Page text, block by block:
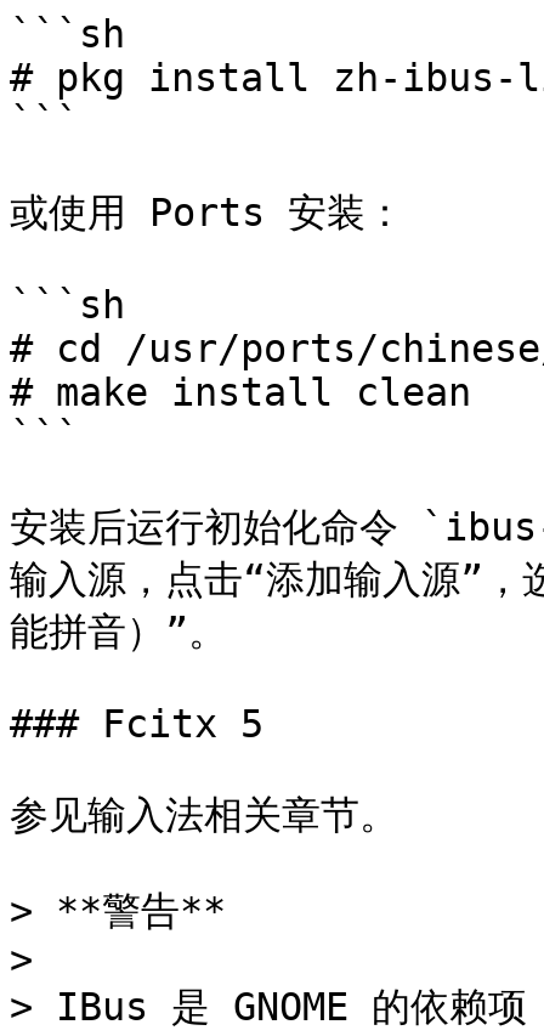
```sh
# pkg install zh-ibus-
```
或使用 Ports 安装：
```sh
# cd /usr/ports/
# make install clean
```
安装后运行初始化命令
输入源，点击“添加输入源”，
能拼音）”。
### Fcitx 5
参见输入法相关章节。
> **警告**
>
> IBus 是 GNOME 的依赖项